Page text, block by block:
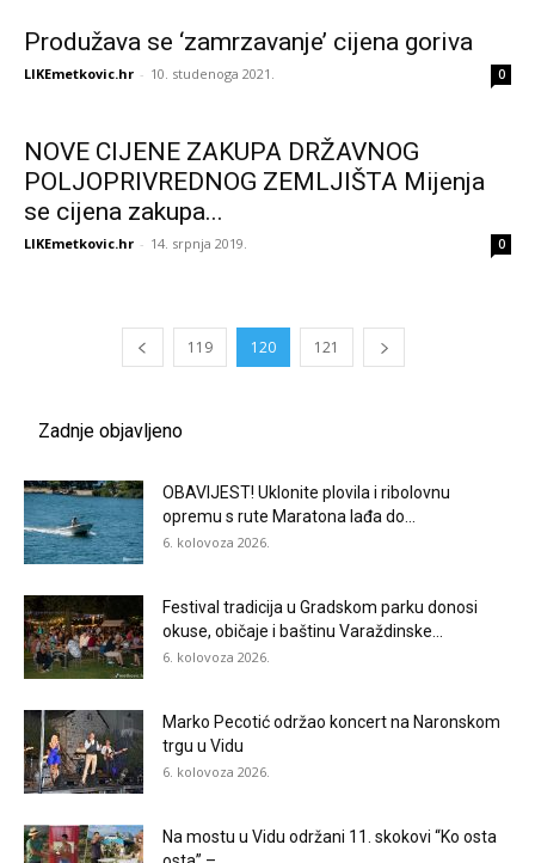
Produžava se ‘zamrzavanje’ cijena goriva
LIKEmetkovic.hr - 10. studenoga 2021. 0
NOVE CIJENE ZAKUPA DRŽAVNOG
POLJOPRIVREDNOG ZEMLJIŠTA Mijenja
se cijena zakupa...
LIKEmetkovic.hr - 14. srpnja 2019. 0
119 120 121
Zadnje objavljeno
OBAVIJEST! Uklonite plovila i ribolovnu
opremu s rute Maratona lađa do...
6. kolovoza 2026.
Festival tradicija u Gradskom parku donosi
okuse, običaje i baštinu Varaždinske...
6. kolovoza 2026.
Marko Pecotić održao koncert na Naronskom
trgu u Vidu
6. kolovoza 2026.
Na mostu u Vidu održani 11. skokovi “Ko osta